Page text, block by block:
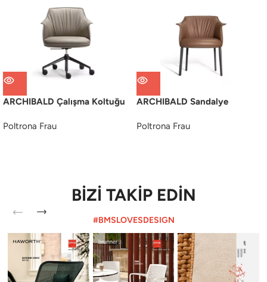
ARCHIBALD Çalışma Koltuğu
Poltrona Frau
ARCHIBALD Sandalye
Poltrona Frau
BİZİ TAKİP EDİN
#BMSLOVESDESIGN